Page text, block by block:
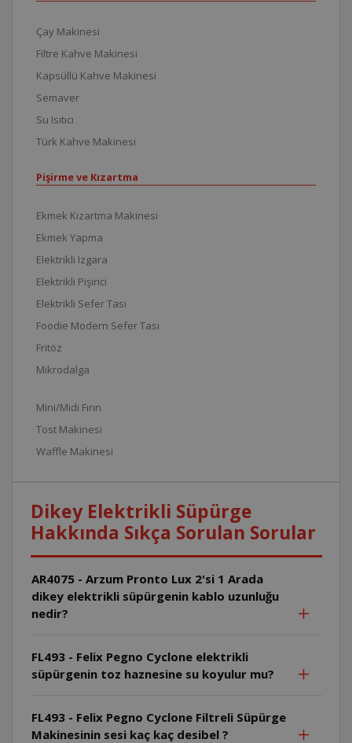
Çay Makinesi
Filtre Kahve Makinesi
Kapsüllü Kahve Makinesi
Semaver
Su Isıtıcı
Türk Kahve Makinesi
Pişirme ve Kızartma
Ekmek Kızartma Makinesi
Ekmek Yapma
Elektrikli Izgara
Elektrikli Pişirici
Elektrikli Sefer Tası
Foodie Modern Sefer Tası
Fritöz
Mikrodalga
Mini/Midi Fırın
Tost Makinesi
Waffle Makinesi
Dikey Elektrikli Süpürge
Hakkında Sıkça Sorulan Sorular
AR4075 - Arzum Pronto Lux 2'si 1 Arada
dikey elektrikli süpürgenin kablo uzunluğu
nedir?
FL493 - Felix Pegno Cyclone elektrikli
süpürgenin toz haznesine su koyulur mu?
FL493 - Felix Pegno Cyclone Filtreli Süpürge
Makinesinin sesi kaç kaç desibel ?